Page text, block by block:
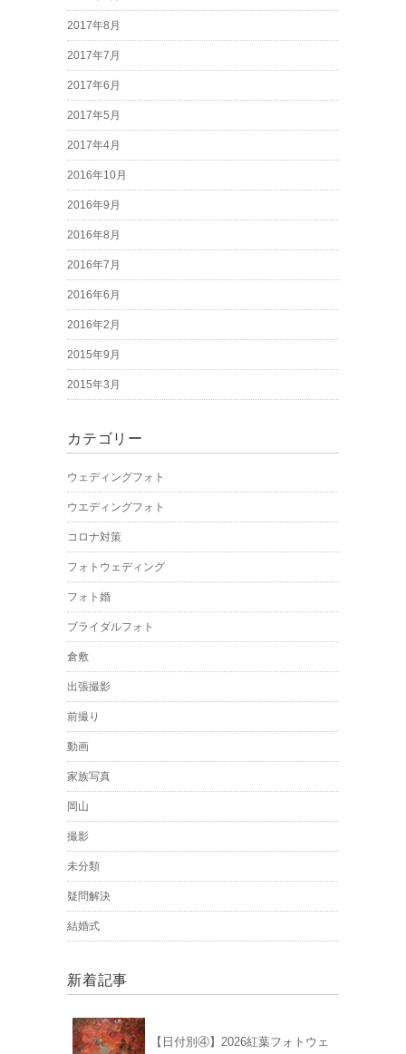
2017年8月
2017年7月
2017年6月
2017年5月
2017年4月
2016年10月
2016年9月
2016年8月
2016年7月
2016年6月
2016年2月
2015年9月
2015年3月
カテゴリー
ウェディングフォト
ウエディングフォト
コロナ対策
フォトウェディング
フォト婚
ブライダルフォト
倉敷
出張撮影
前撮り
動画
家族写真
岡山
撮影
未分類
疑問解決
結婚式
新着記事
【日付別④】2026紅葉フォトウェ